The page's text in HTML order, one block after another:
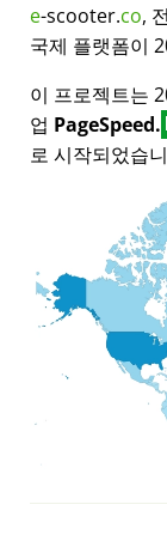
e-scooter.co,
국제 플랫폼이
이 프로젝트는
업 PageSpeed.
로 시작되었습